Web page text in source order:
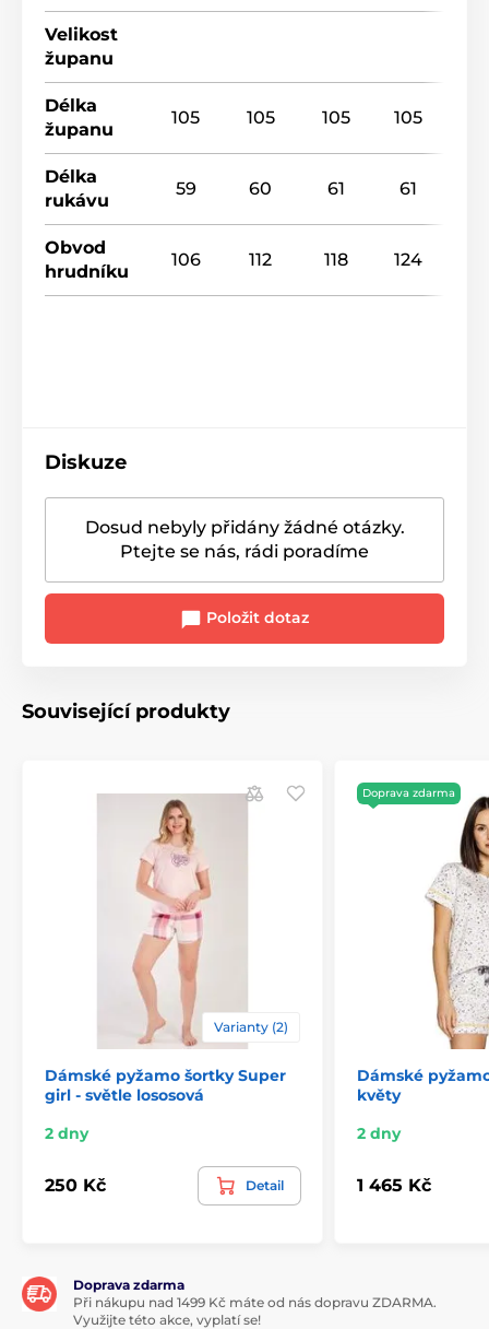
Velikost
županu
Délka
županu
105 105 105 105
Délka
rukávu
59 60 61 61
Obvod
hrudníku
106 112 118 124
Diskuze
Dosud nebyly přidány žádné otázky.
Ptejte se nás, rádi poradíme
Položit dotaz
Související produkty
Varianty (2)
Dámské pyžamo šortky Super
girl - světle lososová
2 dny
250 Kč Detail
Doprava zdarma
Dámské
květy
2 dny
1 465 Kč
Doprava zdarma
Při nákupu nad 1499 Kč máte od nás dopravu ZDARMA.
Využijte této akce, vyplatí se!